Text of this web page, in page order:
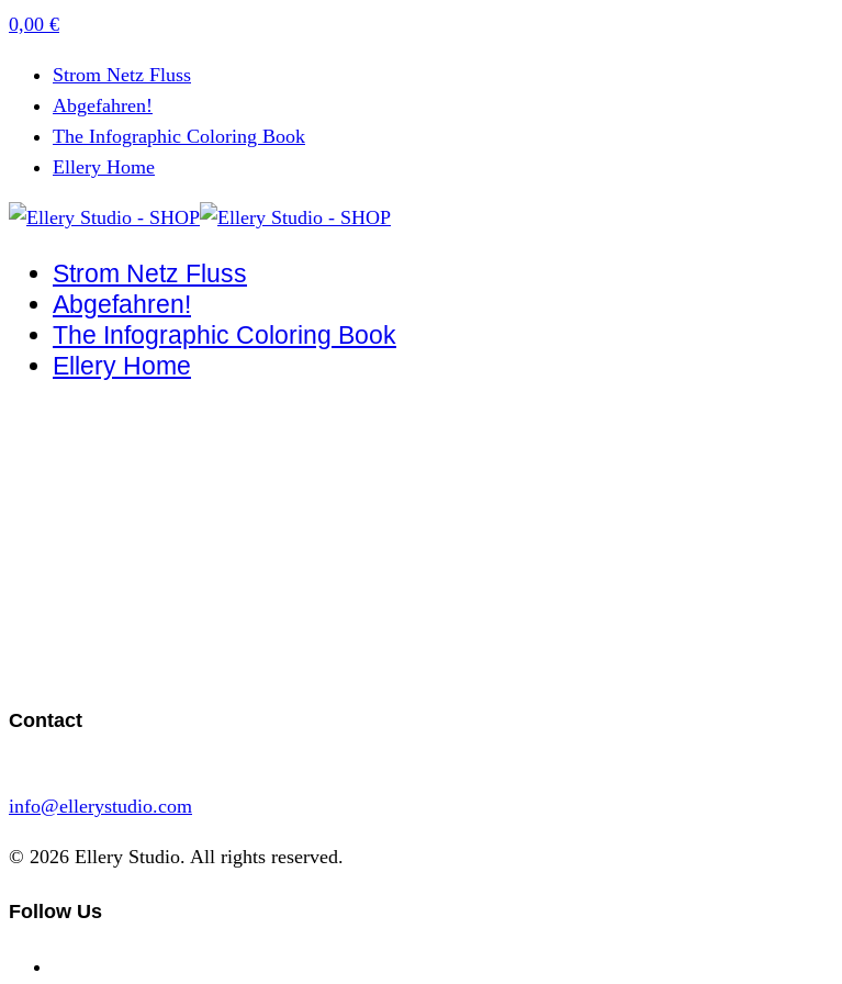
0,00 €
Strom Netz Fluss
Abgefahren!
The Infographic Coloring Book
Ellery Home
Strom Netz Fluss
Abgefahren!
The Infographic Coloring Book
Ellery Home
Contact
info@ellerystudio.com
© 2026 Ellery Studio. All rights reserved.
Follow Us